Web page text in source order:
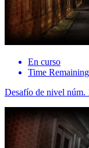
En curso
Time
Desafío de nivel núm.